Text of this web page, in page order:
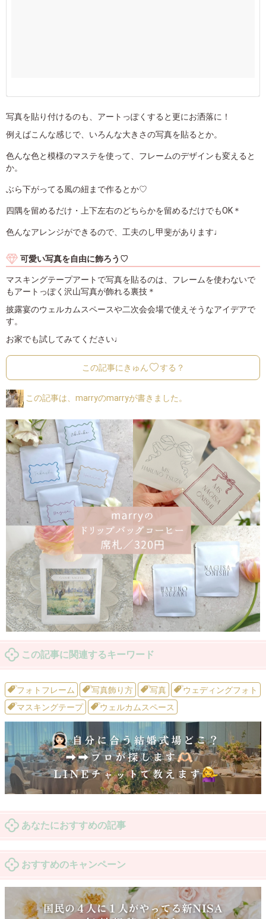
写真を貼り付けるのも、アートっぽくすると更にお洒落に！
例えばこんな感じで、いろんな大きさの写真を貼るとか。
色んな色と模様のマステを使って、フレームのデザインも変えると
か。
ぶら下がってる風の紐まで作るとか♡
四隅を留めるだけ・上下左右のどちらかを留めるだけでもOK＊
色んなアレンジができるので、工夫のし甲斐があります♩
可愛い写真を自由に飾ろう♡
マスキングテープアートで写真を貼るのは、フレームを使わないで
もアートっぽく沢山写真が飾れる裏技＊
披露宴のウェルカムスペースや二次会会場で使えそうなアイデアで
す。
お家でも試してみてください♩
この記事にきゅん する？
この記事は、marryのmarryが書きました。
この記事に関連するキーワード
フォトフレーム 写真飾り方 写真
ウェディングフォト
マスキングテープ
ウェルカムスペース
あなたにおすすめの記事
おすすめのキャンペーン